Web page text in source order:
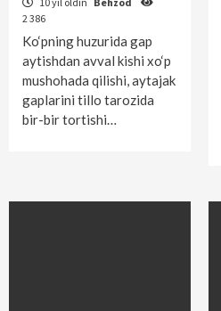
2 386
Ko‘pning huzurida gap
aytishdan avval kishi xo‘p
mushohada qilishi, aytajak
gaplarini tillo tarozida
bir-bir tortishi…